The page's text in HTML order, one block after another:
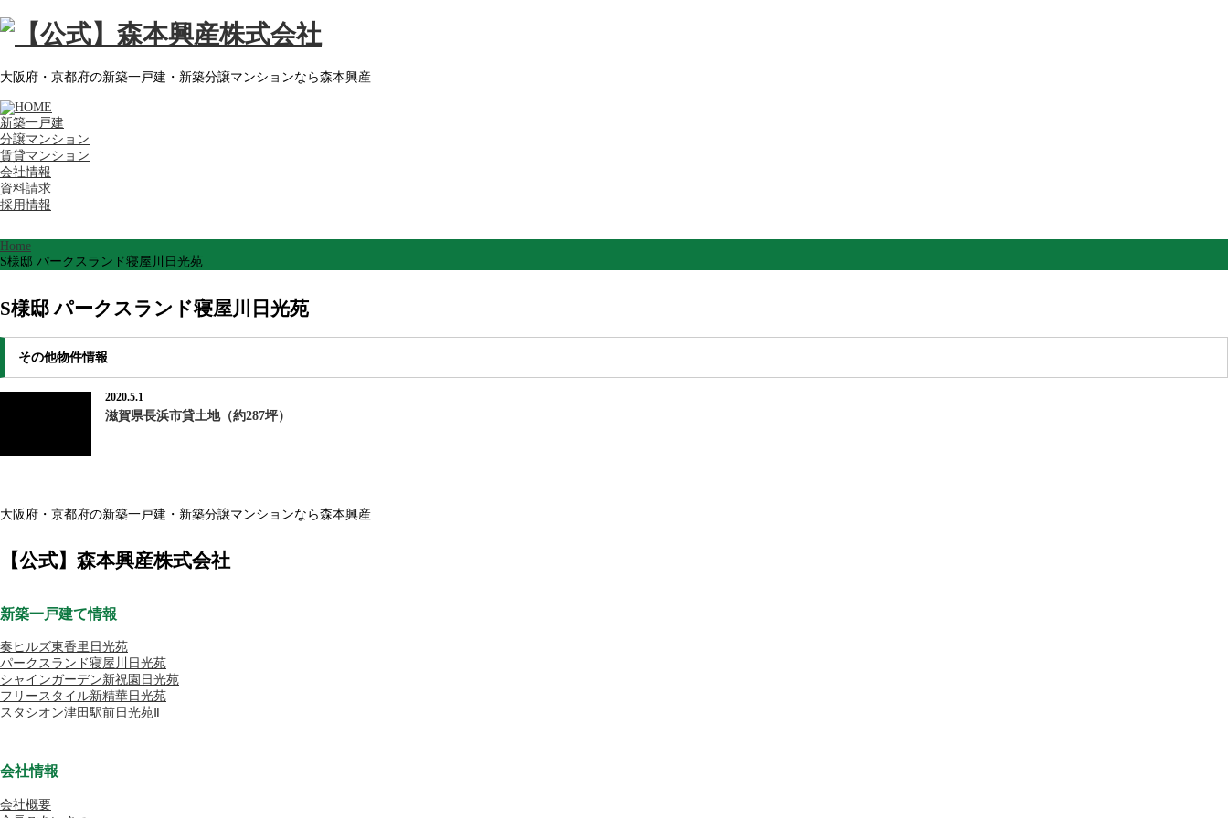
大阪府・京都府の新築一戸建・新築分譲マンションなら森本興産
新築一戸建
分譲マンション
賃貸マンション
会社情報
資料請求
採用情報
Home
S様邸 パークスランド寝屋川日光苑
S様邸 パークスランド寝屋川日光苑
その他物件情報
2020.5.1
滋賀県長浜市貸土地（約287坪）
大阪府・京都府の新築一戸建・新築分譲マンションなら森本興産
【公式】森本興産株式会社
新築一戸建て情報
奏ヒルズ東香里日光苑
パークスランド寝屋川日光苑
シャインガーデン新祝園日光苑
フリースタイル新精華日光苑
スタシオン津田駅前日光苑Ⅱ
会社情報
会社概要